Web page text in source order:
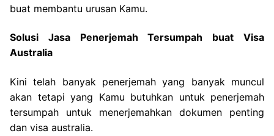
buat membantu urusan Kamu.
Solusi Jasa Penerjemah Tersumpah buat Visa
Australia
Kini telah banyak penerjemah yang banyak muncul
akan tetapi yang Kamu butuhkan untuk penerjemah
tersumpah untuk menerjemahkan dokumen penting
dan visa australia.